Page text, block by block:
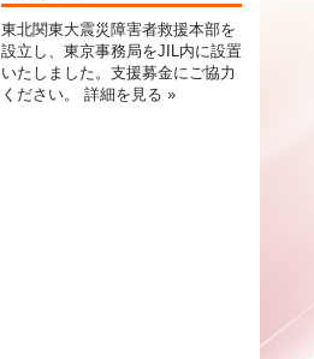
東北関東大震災障害者救援本部を
設立し、東京事務局をJIL内に設置
いたしました。支援募金にご協力
ください。 詳細を見る »